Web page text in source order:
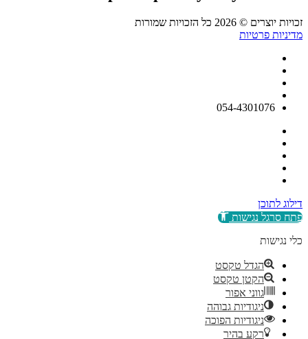
זכויות יוצרים © 2026 כל הזכויות שמורות
מדיניות פרטיות
054-4301076
דילוג לתוכן
פתח סרגל נגישות
כלי נגישות
הגדל טקסט
הקטן טקסט
גווני אפור
ניגודיות גבוהה
ניגודיות הפוכה
רקע בהיר